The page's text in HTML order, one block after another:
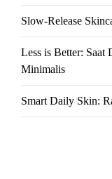
Slow-Release
Less is Better: Saat
Minimalis
Smart Daily Skin: